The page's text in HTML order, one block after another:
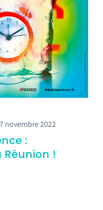
novembre 2022
:
!